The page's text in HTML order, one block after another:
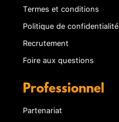
Termes et conditions
Politique de confidentialité
Recrutement
Foire aux questions
Professionnel
Partenariat